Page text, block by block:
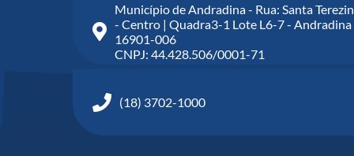
Município de Andradina - Rua: Santa
- Centro | Quadra3-1 Lote L6-7 - Andradina
16901-006
CNPJ: 44.428.506/0001-71
(18) 3702-1000